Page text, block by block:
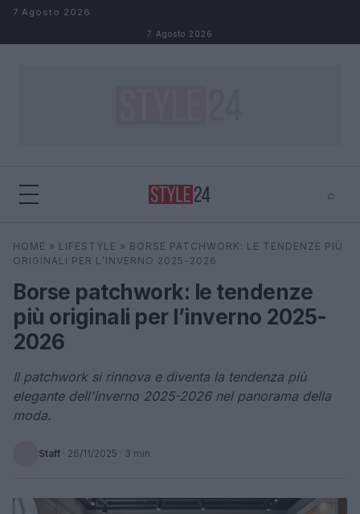
Salta al contenuto
7 Agosto 2026
7 Agosto 2026
⌕
Cerca ⌕ ×
HOME » LIFESTYLE » BORSE PATCHWORK: LE TENDENZE PIÙ
ORIGINALI PER L’INVERNO 2025-2026
Borse patchwork: le tendenze
più originali per l’inverno 2025-
2026
Il patchwork si rinnova e diventa la tendenza più
elegante dell'inverno 2025-2026 nel panorama della
moda.
Staff · 26/11/2025 · 3 min